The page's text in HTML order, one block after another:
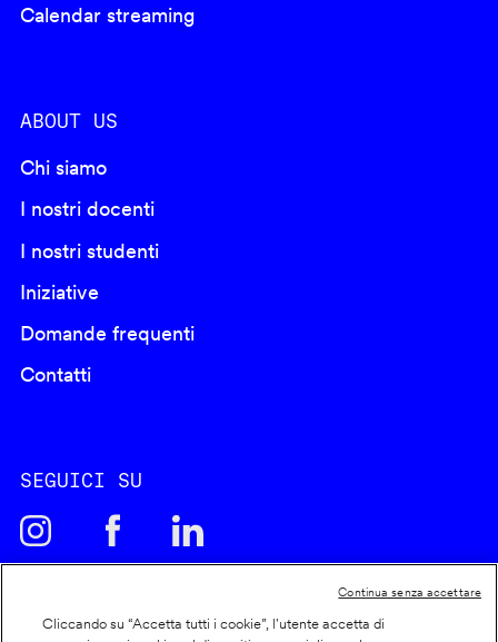
Calendar streaming
ABOUT US
Chi siamo
I nostri docenti
I nostri studenti
Iniziative
Domande frequenti
Contatti
SEGUICI SU
Cliccando su “Accetta tutti i cookie”, l'utente accetta di
Continua senza accettare